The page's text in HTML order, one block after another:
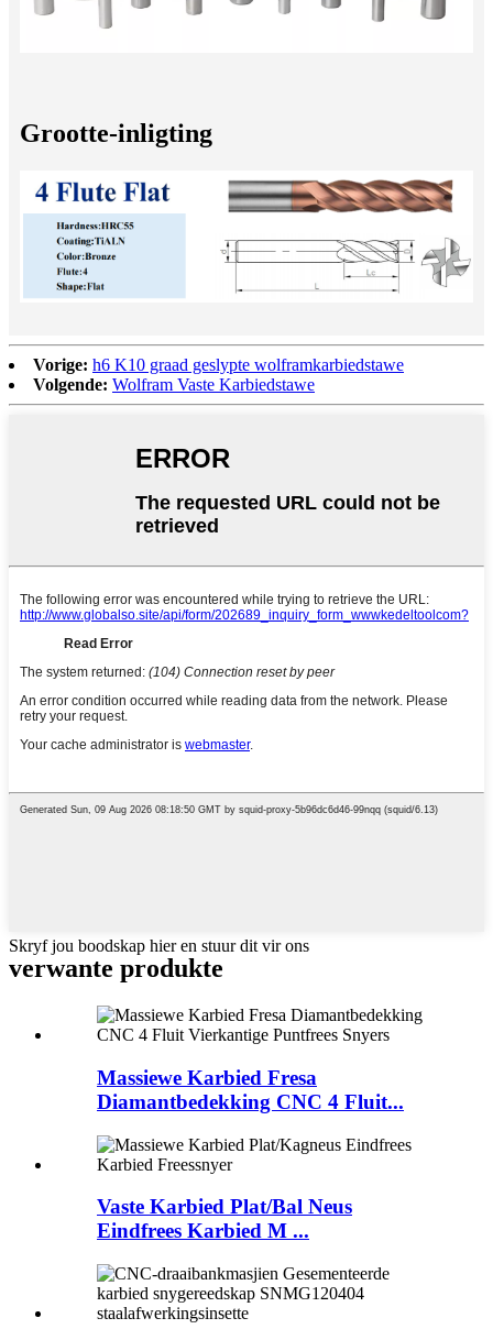
Grootte-inligting
Vorige: h6 K10 graad geslypte wolframkarbiedstawe
Volgende: Wolfram Vaste Karbiedstawe
Skryf jou boodskap hier en stuur dit vir ons
verwante produkte
Massiewe Karbied Fresa
Diamantbedekking CNC 4 Fluit...
Vaste Karbied Plat/Bal Neus
Eindfrees Karbied M ...